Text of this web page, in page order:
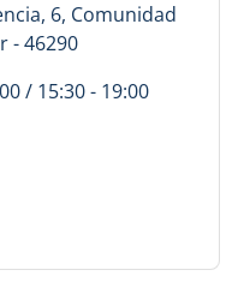
6, Comunidad
- 46290
/ 15:30 - 19:00